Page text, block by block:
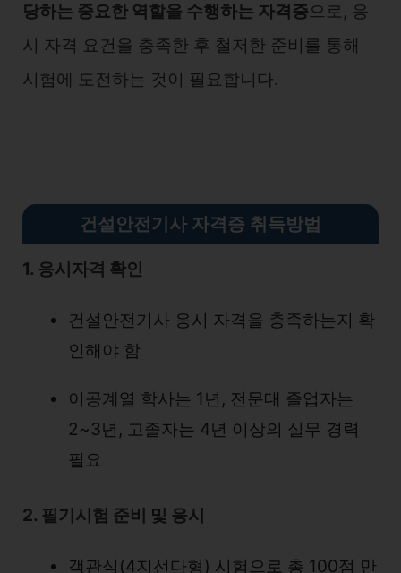
당하는 중요한 역할을 수행하는 자격증으로, 응
시 자격 요건을 충족한 후 철저한 준비를 통해
시험에 도전하는 것이 필요합니다.
건설안전기사 자격증 취득방법
1. 응시자격 확인
건설안전기사 응시 자격을 충족하는지 확
인해야 함
이공계열 학사는 1년, 전문대 졸업자는
2~3년, 고졸자는 4년 이상의 실무 경력
필요
2. 필기시험 준비 및 응시
객관식(4지선다형) 시험으로 총 100점 만